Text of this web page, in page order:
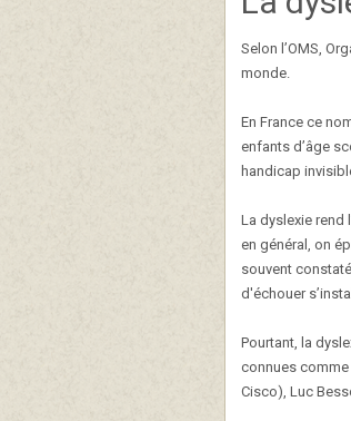
Selon l’OMS,
monde.
En France ce
enfants d’âge
handicap
La dyslexie rend
en général, on
souvent
d'échouer
Pourtant, la
connues comme
Cisco), Luc